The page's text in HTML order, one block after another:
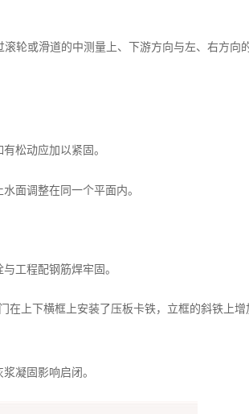
轮或滑道的中测量上、下游方向与左、右方向
松动应加以紧固。
面调整在同一个平面内。
工程配钢筋焊牢固。
上下横框上安装了压板卡铁，立框的斜铁上
凝固影响启闭。